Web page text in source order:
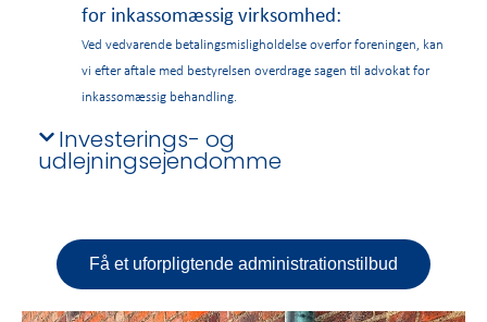
for inkassomæssig virksomhed:
Ved vedvarende betalingsmisligholdelse overfor foreningen, kan
vi efter aftale med bestyrelsen overdrage sagen til advokat for
inkassomæssig behandling.
Investerings- og
udlejningsejendomme
Få et uforpligtende administrationstilbud